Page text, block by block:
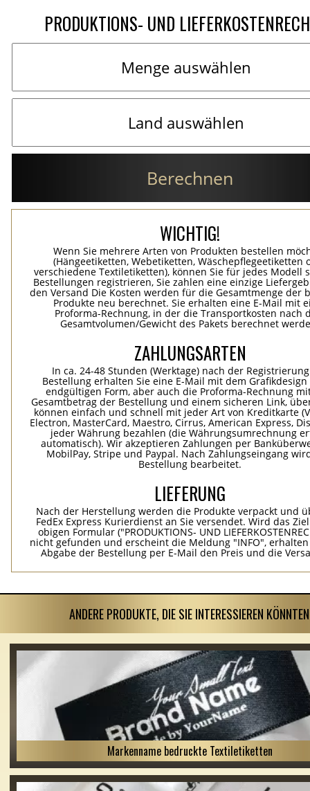
PRODUKTIONS- UND
Berechnen
WICHTIG!
Wenn Sie mehrere Arten von Produkten bestellen
(Hängeetiketten, Webetiketten, Wäschepflegeetiketten
verschiedene Textiletiketten), können Sie für jedes Modell
Bestellungen registrieren, Sie zahlen eine einzige
den Versand Die Kosten werden für die Gesamtmenge der
Produkte neu berechnet. Sie erhalten eine E-Mail mit
Proforma-Rechnung, in der die Transportkosten nach
Gesamtvolumen/Gewicht des Pakets berechnet
ZAHLUNGSARTEN
In ca. 24-48 Stunden (Werktage) nach der
Bestellung erhalten Sie eine E-Mail mit dem
endgültigen Form, aber auch die Proforma-Rechnung
Gesamtbetrag der Bestellung und einem sicheren Link,
können einfach und schnell mit jeder Art von Kreditkarte
Electron, MasterCard, Maestro, Cirrus, American Express,
jeder Währung bezahlen (die Währungsumrechnung
automatisch). Wir akzeptieren Zahlungen per
MobilPay, Stripe und Paypal. Nach Zahlungseingang
Bestellung bearbeitet.
LIEFERUNG
Nach der Herstellung werden die Produkte verpackt und
FedEx Express Kurierdienst an Sie versendet. Wird das
obigen Formular ("PRODUKTIONS- UND
nicht gefunden und erscheint die Meldung "INFO", erhalten
Abgabe der Bestellung per E-Mail den Preis und die
ANDERE PRODUKTE, DIE SIE INTERESSIEREN
Markenname bedruckte Textiletiketten